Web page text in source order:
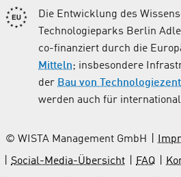
Entsorgung / Abriss
Ergotherapie
Events / Veranstaltungen
Die Entwicklung des
Technologieparks Berlin
co-finanziert durch die
Mitteln; insbesondere
der Bau von
werden auch für
© WISTA Management GmbH
Social-Media-Übersicht
FAQ